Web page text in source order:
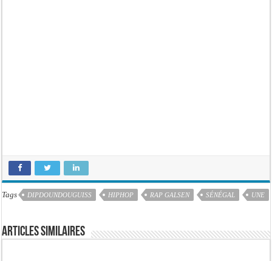
Tags DIPDOUNDOUGUISS HIPHOP RAP GALSEN SÉNÉGAL UNE
Articles similaires